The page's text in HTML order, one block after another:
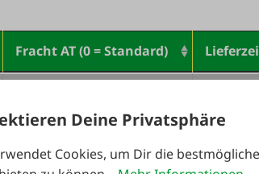
Fracht AT (0 = Standard)
0
Werktage)
Deine Privatsphäre
Cookies, um Dir die bestmögliche